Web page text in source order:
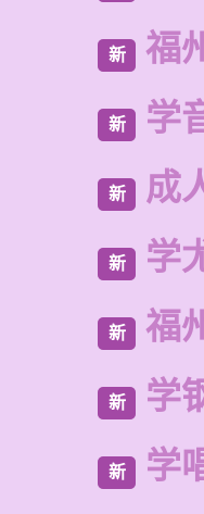
新 福
新 学
新 成
新 学
新 福
新 学
新 学